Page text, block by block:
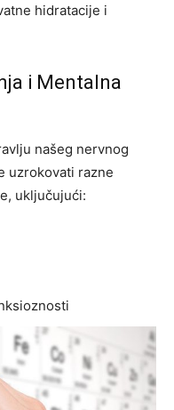
hidratacije i
i Mentalna
našeg nervnog
uzrokovati razne
uključujući: